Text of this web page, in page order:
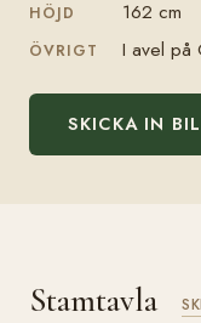
HÖJD 162 cm
ÖVRIGT I avel på
SKICKA IN
Stamtavla